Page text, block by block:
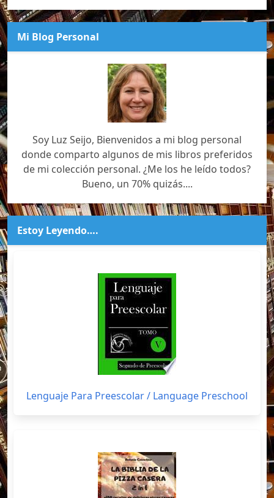
Mi Blog Personal
Soy Luz Seijo, Bienvenidos a mi blog personal
donde comparto algunos de mis libros preferidos
de mi colección personal. ¿Me los he leído todos?
Bueno, un 70% quizás....
Estoy Leyendo….
Lenguaje Para Preescolar / Language Preschool